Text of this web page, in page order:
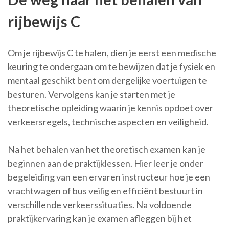
rijbewijs C
Om je rijbewijs C te halen, dien je eerst een medische
keuring te ondergaan om te bewijzen dat je fysiek en
mentaal geschikt bent om dergelijke voertuigen te
besturen. Vervolgens kan je starten met je
theoretische opleiding waarin je kennis opdoet over
verkeersregels, technische aspecten en veiligheid.
Na het behalen van het theoretisch examen kan je
beginnen aan de praktijklessen. Hier leer je onder
begeleiding van een ervaren instructeur hoe je een
vrachtwagen of bus veilig en efficiënt bestuurt in
verschillende verkeerssituaties. Na voldoende
praktijkervaring kan je examen afleggen bij het